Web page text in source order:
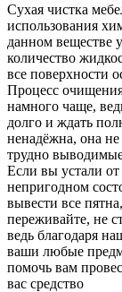
Сухая чистка
использования
данном веществе
количество
все поверхности
Процесс
намного чаще,
долго и ждать
ненадёжна, она
трудно
Если вы устали от
непригодном
вывести все
переживайте, не
ведь благодаря
ваши любые
помочь вам
вас средство